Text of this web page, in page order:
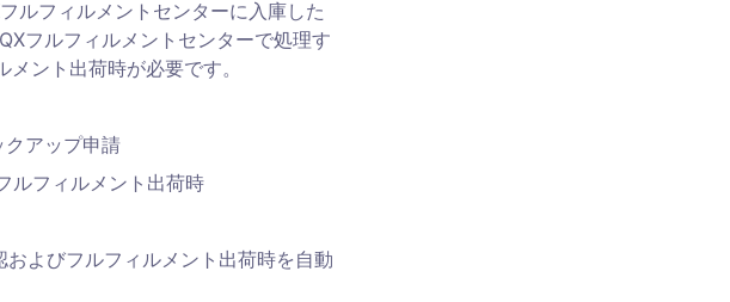
ルフィルメントセンターに入庫した
フルフィルメントセンターで処理す
ント出荷時が必要です。
アップ申請
ルフィルメント出荷時
よびフルフィルメント出荷時を自動